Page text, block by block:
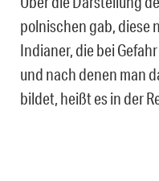
polnischen gab, diese
Indianer, die bei
und nach denen man
bildet, heißt es in der